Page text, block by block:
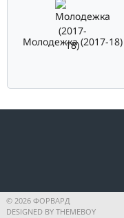
Молодежка (2017-18)
© 2026 ФОРВАРД
DESIGNED BY THEMEBOY